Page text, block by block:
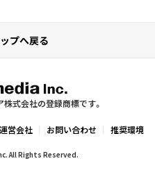
プへ戻る
式会社の登録商標です。
運営会社 お問い合わせ 推奨環境
All Rights Reserved.